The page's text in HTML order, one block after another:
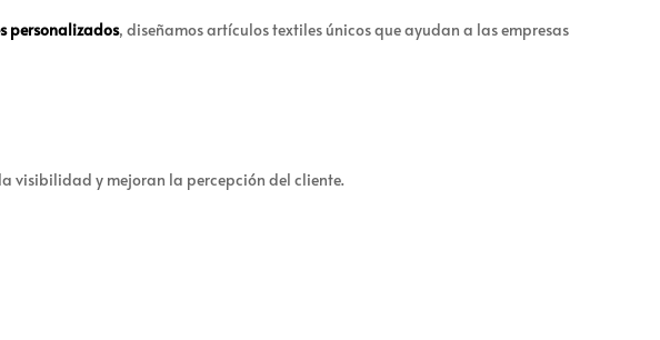
personalizados, diseñamos artículos textiles únicos que ayudan a las empresas
visibilidad y mejoran la percepción del cliente.